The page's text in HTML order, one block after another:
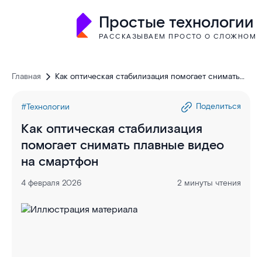
Простые технологии
РАССКАЗЫВАЕМ ПРОСТО О СЛОЖНОМ
Главная
Как оптическая стабилизация помогает снимать
#Технологии
Поделиться
Как оптическая стабилизация
помогает снимать плавные видео
на смартфон
4 февраля 2026 2 минуты чтения